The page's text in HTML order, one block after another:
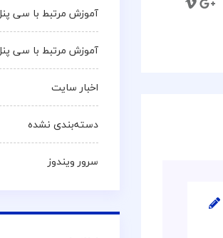
آموزش مرتبط با سی
آموزش مرتبط با سی
اخبار سایت
دسته‌بندی نشده
سرور ویندوز